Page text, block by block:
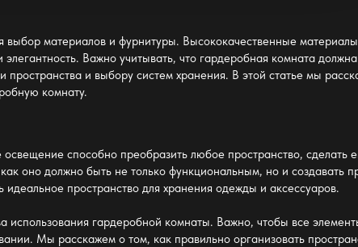
материалов и фурнитуры. Высококачественные
Важно учитывать, что гардеробная комната
и выбору систем хранения. В этой статье мы
комнату.
способно преобразить любое пространство, сделать
оно должно быть не только функциональным, но и создавать
пространство для хранения одежды и аксессуаров.
использования гардеробной комнаты. Важно, чтобы все
Мы расскажем о том, как правильно организовать